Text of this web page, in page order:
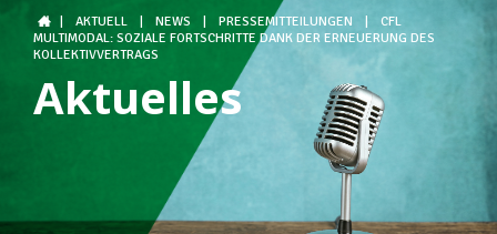
FR
Der LCGB
Gewerkschaftsstrukturen
AKTUELL NEWS PRESSEMITTEILUNGEN
CFL
MULTIMODAL: SOZIALE FORTSCHRITTE DANK DER ERNEUERUNG DES
KOLLEKTIVVERTRAGS
Aktuelles